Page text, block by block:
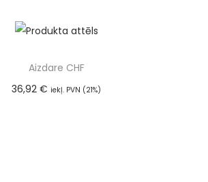
Aizdare CHF
36,92€ iekļ. PVN (21%)